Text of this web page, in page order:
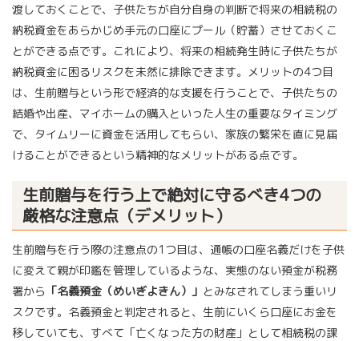
渡しておくことで、子供たちが自分自身の判断で将来の相続税の
納税資金をあらかじめ手元の口座にプール（貯蓄）させておくこ
とができる点です。これにより、将来の相続発生時に子供たちが
納税資金に困るリスクを未然に排除できます。メリットの4つ目
は、生前贈与という形で経済的な支援を行うことで、子供たちの
結婚や出産、マイホームの購入といった人生の重要なタイミング
で、タイムリーに資金を活用してもらい、家族の繁栄を直に見届
けることができるという精神的なメリットがある点です。
生前贈与を行う上で絶対に守るべき4つの
厳格な注意点（デメリット）
生前贈与を行う際の注意点の1つ目は、通帳の口座名義だけを子供
に変えて親が印鑑を管理しているような、実態のない預金が税務
署から 「名義預金（めいぎよきん）」 とみなされてしまう重いリ
スクです。名義預金と判定されると、生前にいくら口座にお金を
移していても、すべて「亡くなった方の財産」として相続税の課